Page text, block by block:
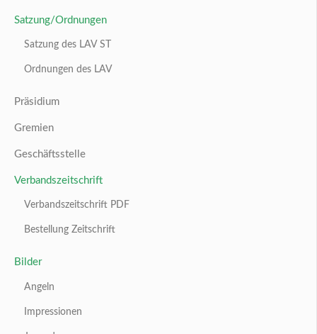
Satzung/Ordnungen
Satzung des LAV ST
Ordnungen des LAV
Präsidium
Gremien
Geschäftsstelle
Verbandszeitschrift
Verbandszeitschrift PDF
Bestellung Zeitschrift
Bilder
Angeln
Impressionen